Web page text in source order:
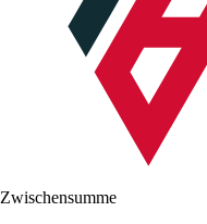
Zwischensumme